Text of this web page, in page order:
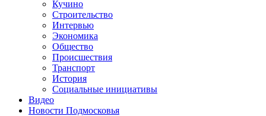
Кучино
Строительство
Интервью
Экономика
Общество
Происшествия
Транспорт
История
Социальные инициативы
Видео
Новости Подмосковья